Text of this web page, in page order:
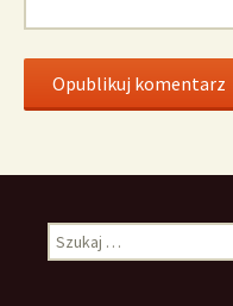
Szukaj: